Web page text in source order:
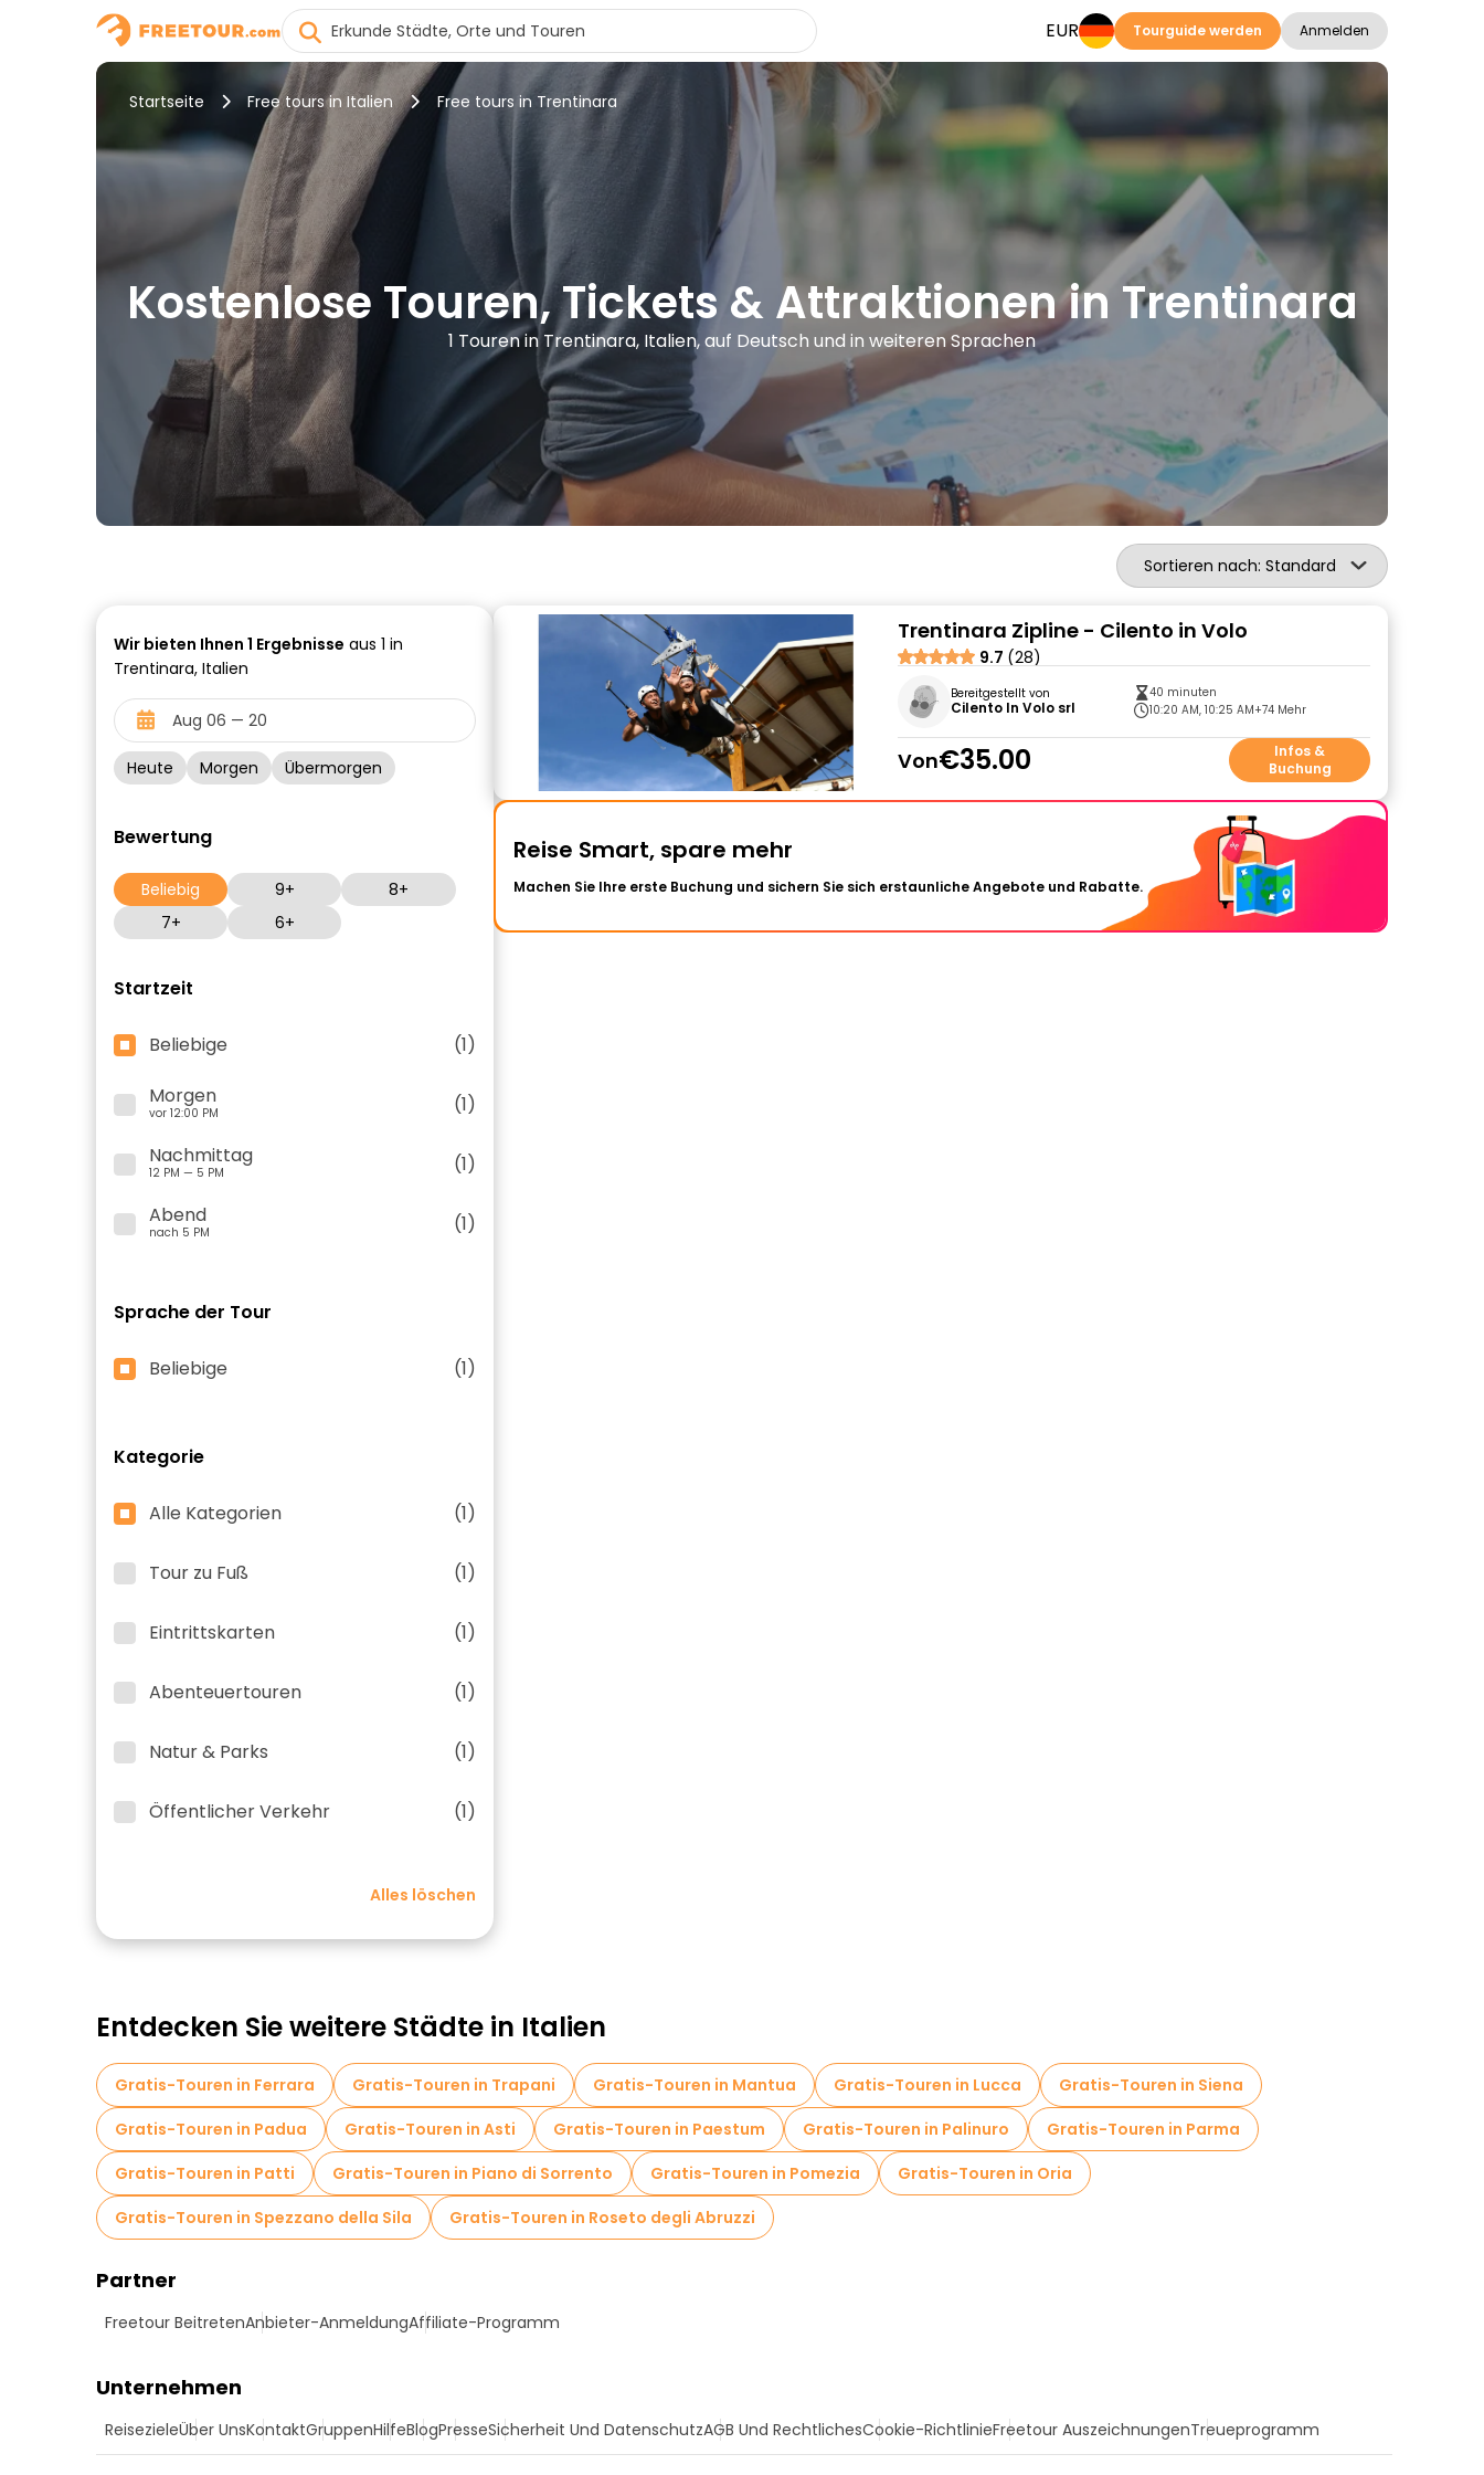
EUR Tourguide werden Anmelden
Startseite Free tours in Italien Free tours in Trentinara
Kostenlose Touren, Tickets & Attraktionen in Trentinara
1 Touren in Trentinara, Italien, auf Deutsch und in weiteren Sprachen
Sortieren nach: Standard
Wir bieten Ihnen 1 Ergebnisse aus 1 in
Trentinara, Italien
Heute Morgen Übermorgen
Bewertung
Beliebig 9+
8+
7+
6+
Startzeit
Beliebige
(1)
Morgen
vor 12:00 PM
(1)
Nachmittag
12 PM — 5 PM
(1)
Abend
nach 5 PM (1)
Sprache der Tour
Beliebige (1)
Kategorie
Alle Kategorien (1)
Tour zu Fuß (1)
Eintrittskarten (1)
Abenteuertouren (1)
Natur & Parks (1)
Öffentlicher Verkehr (1)
Alles löschen
Trentinara Zipline - Cilento in Volo
9.7 (28)
Bereitgestellt von
Cilento In Volo srl
40 minuten
10:20 AM, 10:25 AM+74 Mehr
Von€35.00
Infos &
Buchung
Reise Smart, spare mehr
Machen Sie Ihre erste Buchung und sichern Sie sich erstaunliche Angebote und Rabatte.
Entdecken Sie weitere Städte in Italien
Gratis-Touren in Ferrara Gratis-Touren in Trapani Gratis-Touren in Mantua Gratis-Touren in Lucca
Gratis-Touren in Siena
Gratis-Touren in Padua
Gratis-Touren in Asti Gratis-Touren in Paestum Gratis-Touren in Palinuro
Gratis-Touren in Parma
Gratis-Touren in Patti
Gratis-Touren in Piano di Sorrento Gratis-Touren in Pomezia
Gratis-Touren in Oria
Gratis-Touren in Spezzano della Sila
Gratis-Touren in Roseto degli Abruzzi
Partner
Freetour BeitretenAnbieter-AnmeldungAffiliate-Programm
Unternehmen
ReisezieleÜber UnsKontaktGruppenHilfeBlogPresseSicherheit Und DatenschutzAGB Und RechtlichesCookie-RichtlinieFreetour AuszeichnungenTreueprogramm